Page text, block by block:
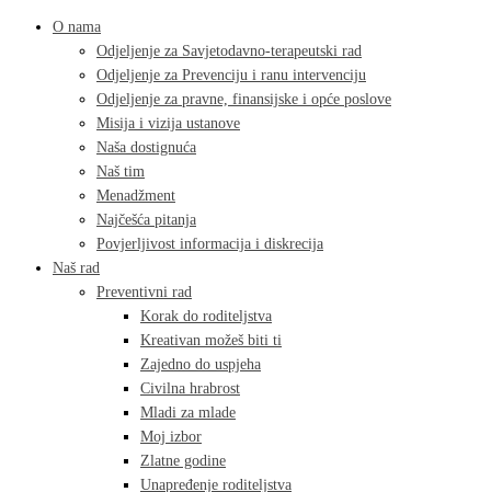
O nama
Odjeljenje za Savjetodavno-terapeutski rad
Odjeljenje za Prevenciju i ranu intervenciju
Odjeljenje za pravne, finansijske i opće poslove
Misija i vizija ustanove
Naša dostignuća
Naš tim
Menadžment
Najčešća pitanja
Povjerljivost informacija i diskrecija
Naš rad
Preventivni rad
Korak do roditeljstva
Kreativan možeš biti ti
Zajedno do uspjeha
Civilna hrabrost
Mladi za mlade
Moj izbor
Zlatne godine
Unapređenje roditeljstva